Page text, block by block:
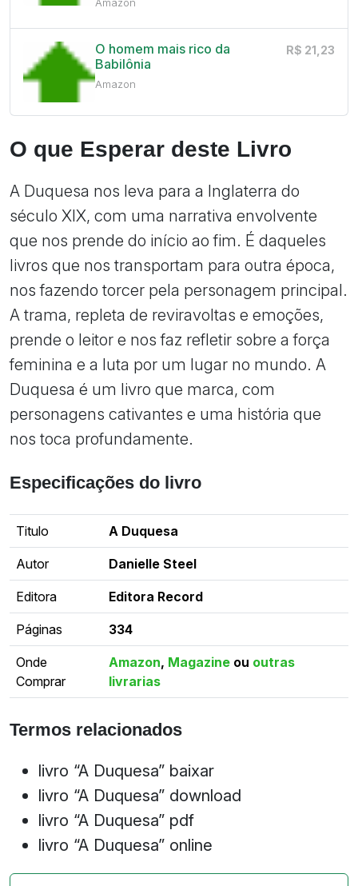
O homem mais rico da
Babilônia
Amazon
R$ 21,23
O que Esperar deste Livro
A Duquesa nos leva para a Inglaterra do
século XIX, com uma narrativa envolvente
que nos prende do início ao fim. É daqueles
livros que nos transportam para outra época,
nos fazendo torcer pela personagem principal.
A trama, repleta de reviravoltas e emoções,
prende o leitor e nos faz refletir sobre a força
feminina e a luta por um lugar no mundo. A
Duquesa é um livro que marca, com
personagens cativantes e uma história que
nos toca profundamente.
Especificações do livro
Titulo A Duquesa
Autor Danielle Steel
Editora Editora Record
Páginas 334
Onde
Comprar
Amazon, Magazine ou outras
livrarias
Termos relacionados
livro “A Duquesa” baixar
livro “A Duquesa” download
livro “A Duquesa” pdf
livro “A Duquesa” online